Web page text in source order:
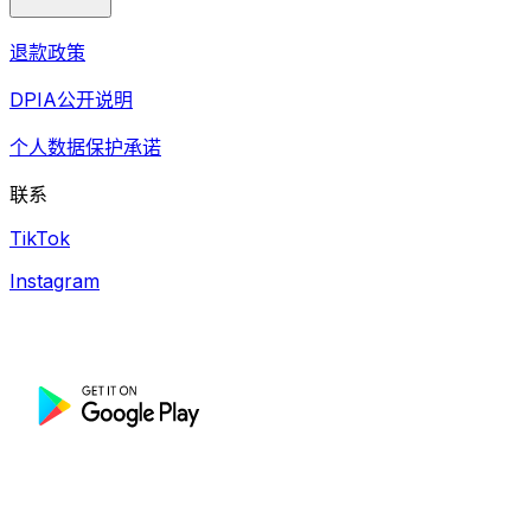
退款政策
DPIA公开说明
个人数据保护承诺
联系
TikTok
Instagram